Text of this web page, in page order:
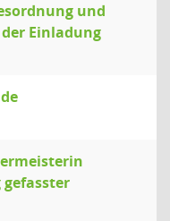
und
Einladung